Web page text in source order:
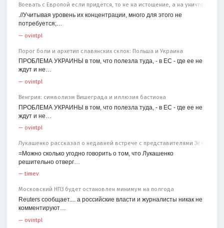
Воевать с Европой если придётся, то не на истощение, а на уничтожение
.//Учитывая уровень их концентрации, много для этого не
потребуется;…
— ovintpl
Порог боли и архетип славянских склок: Польша и Украина
ПРОБЛЕМА УКРАИНЫ в том, что полезла туда, - в ЕС - где ее не
ждут и не…
— ovintpl
Венгрия: символизм Вишеграда и иллюзия бастиона
ПРОБЛЕМА УКРАИНЫ в том, что полезла туда, - в ЕС - где ее не
ждут и не…
— ovintpl
Лукашенко рассказал о недавней встрече с представителями
=Можно сколько угодно говорить о том, что Лукашенко
решительно отверг…
—timev
Московский НПЗ будет остановлен минимум на полгода
Reuters сообщает.... а российские власти и журналисты никак не
комментируют…
— ovintpl